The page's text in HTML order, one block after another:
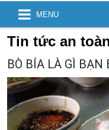
MENU
Tin tức an
BÒ BÍA LÀ GÌ BẠN